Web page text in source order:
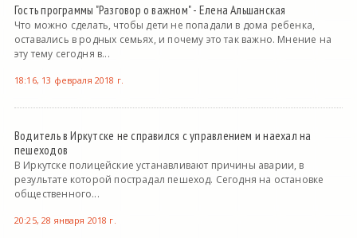
Гость программы "Разговор о важном" - Елена Альшанская
Что можно сделать, чтобы дети не попадали в дома ребенка,
оставались в родных семьях, и почему это так важно. Мнение на
эту тему сегодня в...
18:16, 13 февраля 2018 г.
Водитель в Иркутске не справился с управлением и наехал на
пешеходов
В Иркутске полицейские устанавливают причины аварии, в
результате которой пострадал пешеход. Сегодня на остановке
общественного...
20:25, 28 января 2018 г.